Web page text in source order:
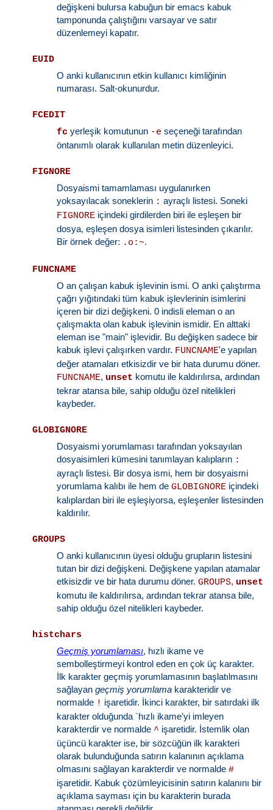
değişkeni bulursa kabuğun bir emacs kabuk
tamponunda çalıştığını varsayar ve satır
düzenlemeyi kapatır.
EUID
O anki kullanıcının etkin kullanıcı kimliğinin
numarası. Salt-okunurdur.
FCEDIT
fc yerleşik komutunun -e seçeneği tarafından
öntanımlı olarak kullanılan metin düzenleyici.
FIGNORE
Dosyaismi tamamlaması uygulanırken
yoksayılacak soneklerin : ayraçlı listesi. Soneki
FIGNORE içindeki girdilerden biri ile eşleşen bir
dosya, eşleşen dosya isimleri listesinden çıkarılır.
Bir örnek değer: .o:~.
FUNCNAME
O an çalışan kabuk işlevinin ismi. O anki çalıştırma
çağrı yığıtındaki tüm kabuk işlevlerinin isimlerini
içeren bir dizi değişkeni. 0 indisli eleman o an
çalışmakta olan kabuk işlevinin ismidir. En alttaki
eleman ise "main" işlevidir. Bu değişken sadece bir
kabuk işlevi çalışırken vardır. FUNCNAME'e yapılan
değer atamaları etkisizdir ve bir hata durumu döner.
FUNCNAME, unset komutu ile kaldırılırsa, ardından
tekrar atansa bile, sahip olduğu özel nitelikleri
kaybeder.
GLOBIGNORE
Dosyaismi yorumlaması tarafından yoksayılan
dosyaisimleri kümesini tanımlayan kalıpların :
ayraçlı listesi. Bir dosya ismi, hem bir dosyaismi
yorumlama kalıbı ile hem deGLOBIGNORE içindeki
kalıplardan biri ile eşleşiyorsa, eşleşenler listesinden
kaldırılır.
GROUPS
O anki kullanıcının üyesi olduğu grupların listesini
tutan bir dizi değişkeni. Değişkene yapılan atamalar
etkisizdir ve bir hata durumu döner.GROUPS, unset
komutu ile kaldırılırsa, ardından tekrar atansa bile,
sahip olduğu özel nitelikleri kaybeder.
histchars
Geçmiş yorumlaması, hızlı ikame ve
sembolleştirmeyi kontrol eden en çok üç karakter.
İlk karakter geçmiş yorumlamasının başlatılmasını
sağlayangeçmiş yorumlama karakteridir ve
normalde ! işaretidir. İkinci karakter, bir satırdaki ilk
karakter olduğunda `hızlı ikame'yi imleyen
karakterdir ve normalde ^ işaretidir. İstemlik olan
üçüncü karakter ise, bir sözcüğün ilk karakteri
olarak bulunduğunda satırın kalanının açıklama
olmasını sağlayan karakterdir ve normalde#
işaretidir. Kabuk çözümleyicisinin satırın kalanını bir
açıklama sayması için bu karakterin burada